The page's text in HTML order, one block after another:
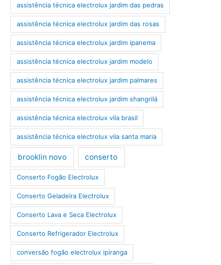
assistência técnica electrolux jardim das pedras
assistência técnica electrolux jardim das rosas
assistência técnica electrolux jardim ipanema
assistência técnica electrolux jardim modelo
assistência técnica electrolux jardim palmares
assistência técnica electrolux jardim shangrilá
assistência técnica electrolux vila brasil
assistência técnica electrolux vila santa maria
brooklin novo conserto
Conserto Fogão Electrolux
Conserto Geladeira Electrolux
Conserto Lava e Seca Electrolux
Conserto Refrigerador Electrolux
conversão fogão electrolux ipiranga